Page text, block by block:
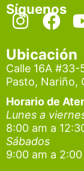
Síguenos
I
n
s
t
a
g
r
a
m
F
a
c
e
b
o
o
Ubicación
Calle 16A #33-
Pasto, Nariño,
Horario de
Lunes a
8:00 am a
Sábados
9:00 am a